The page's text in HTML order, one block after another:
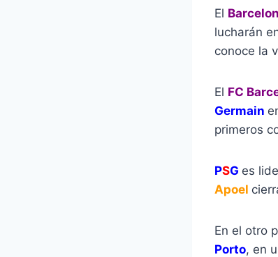
El
lucharán
conoce la
El FC
Germain
primeros
PSG es
Apoel
En el otro
Porto, en